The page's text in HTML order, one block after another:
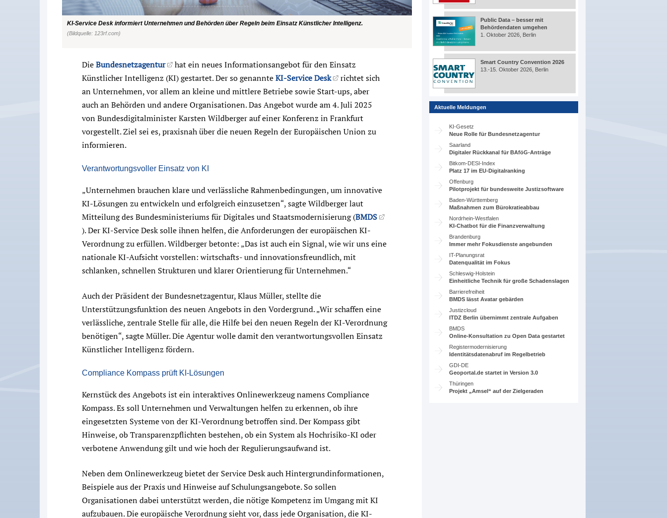
KI-Service Desk informiert Unternehmen und Behörden über Regeln beim Einsatz Künstlicher Intelligenz.
(Bildquelle: 123rf.com)
DieBundesnetzagentur
hat ein neues Informationsangebot für den Einsatz
Künstlicher Intelligenz (KI) gestartet. Der so genannteKI-Service Desk
richtet sich
an Unternehmen, vor allem an kleine und mittlere Betriebe sowie Start-ups, aber
auch an Behörden und andere Organisationen. Das Angebot wurde am 4. Juli 2025
von Bundesdigitalminister Karsten Wildberger auf einer Konferenz in Frankfurt
vorgestellt. Ziel sei es, praxisnah über die neuen Regeln der Europäischen Union zu
informieren.
Verantwortungsvoller Einsatz von KI
„Unternehmen brauchen klare und verlässliche Rahmenbedingungen, um innovative
KI-Lösungen zu entwickeln und erfolgreich einzusetzen“, sagte Wildberger laut
Mitteilung des Bundesministeriums für Digitales und Staatsmodernisierung (BMDS
). Der KI-Service Desk solle ihnen helfen, die Anforderungen der europäischen KI-
Verordnung zu erfüllen. Wildberger betonte: „Das ist auch ein Signal, wie wir uns eine
nationale KI-Aufsicht vorstellen: wirtschafts- und innovationsfreundlich, mit
schlanken, schnellen Strukturen und klarer Orientierung für Unternehmen.“
Auch der Präsident der Bundesnetzagentur, Klaus Müller, stellte die
Unterstützungsfunktion des neuen Angebots in den Vordergrund. „Wir schaffen eine
verlässliche, zentrale Stelle für alle, die Hilfe bei den neuen Regeln der KI-Verordnung
benötigen“, sagte Müller. Die Agentur wolle damit den verantwortungsvollen Einsatz
Künstlicher Intelligenz fördern.
Compliance Kompass prüft KI-Lösungen
Kernstück des Angebots ist ein interaktives Onlinewerkzeug namens Compliance
Kompass. Es soll Unternehmen und Verwaltungen helfen zu erkennen, ob ihre
eingesetzten Systeme von der KI-Verordnung betroffen sind. Der Kompass gibt
Hinweise, ob Transparenzpflichten bestehen, ob ein System als Hochrisiko-KI oder
verbotene Anwendung gilt und wie hoch der Regulierungsaufwand ist.
Neben dem Onlinewerkzeug bietet der Service Desk auch Hintergrundinformationen,
Beispiele aus der Praxis und Hinweise auf Schulungsangebote. So sollen
Organisationen dabei unterstützt werden, die nötige Kompetenz im Umgang mit KI
aufzubauen. Die europäische Verordnung sieht vor, dass jede Organisation, die KI-
Public Data – besser mit
Behördendaten umgehen
1. Oktober 2026, Berlin
Smart Country Convention 2026
13.-15. Oktober 2026, Berlin
Aktuelle Meldungen
KI-Gesetz
Neue Rolle für Bundesnetzagentur
Saarland
Digitaler Rückkanal für BAföG-Anträge
Bitkom-DESI-Index
Platz 17 im EU-Digitalranking
Offenburg
Pilotprojekt für bundesweite Justizsoftware
Baden-Württemberg
Maßnahmen zum Bürokratieabbau
Nordrhein-Westfalen
KI-Chatbot für die Finanzverwaltung
Brandenburg
Immer mehr Fokusdienste angebunden
IT-Planungsrat
Datenqualität im Fokus
Schleswig-Holstein
Einheitliche Technik für große Schadenslagen
Barrierefreiheit
BMDS lässt Avatar gebärden
Justizcloud
ITDZ Berlin übernimmt zentrale Aufgaben
BMDS
Online-Konsultation zu Open Data gestartet
Registermodernisierung
Identitätsdatenabruf im Regelbetrieb
GDI-DE
Geoportal.de startet in Version 3.0
Thüringen
Projekt „Amsel“ auf der Zielgeraden